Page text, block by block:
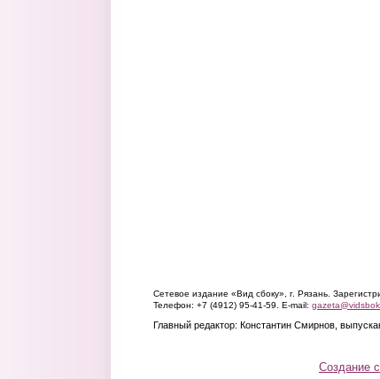
Сетевое издание «Вид сбоку», г. Рязань.
Телефон: +7 (4912) 95-41-59. E-mail:
Главный редактор: Константин Смирнов,
Создание